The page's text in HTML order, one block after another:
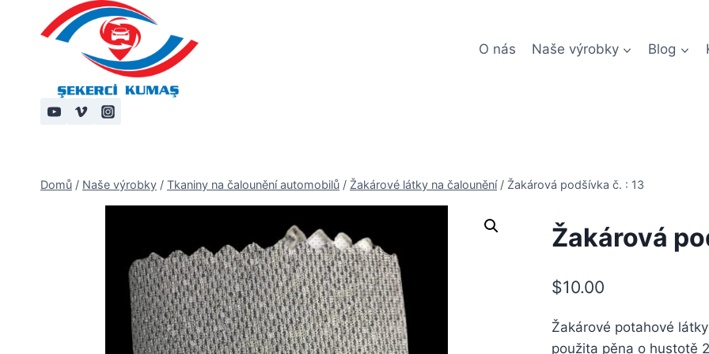
O nás Naše výrobky Blog
Domů / Naše výrobky / Tkaniny na čalounění automobilů / Žakárové látky na čalounění / Žakárová podšívka č. : 13
Žakárová
$10.00
Žakárové potahové
použita pěna o hustotě